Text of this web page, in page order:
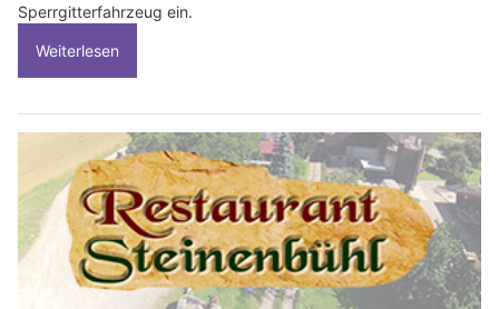
Sperrgitterfahrzeug ein.
Weiterlesen